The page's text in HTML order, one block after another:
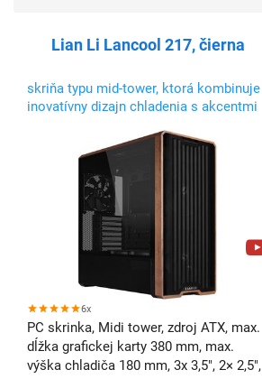
Lian Li Lancool 217, čierna
skriňa typu mid-tower, ktorá kombinuje
inovatívny dizajn chladenia s akcentmi
predinštalovanými piatimi ventilátormi,
ktoré poskytujú optimalizované
prúdenie vzduchu hneď po vybalení.
Flexibilný dizajn montáže PSU uľahčuje
6x
PC skrinka, Midi tower, zdroj ATX, max.
dĺžka grafickej karty 380 mm, max.
výška chladiča 180 mm, 3x 3,5", 2× 2,5",